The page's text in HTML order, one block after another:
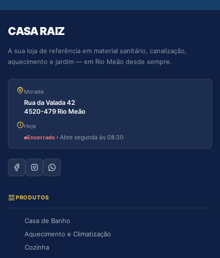
CASA RAIZ
A sua loja de referência em material sanitário, canalização,
aquecimento e jardim — em Rio Meão desde sempre.
Morada
Rua da Valada 42
4520-479 Rio Meão
Hoje
Encerrado · Abre segunda às 08:30
PRODUTOS
Casa de Banho
Aquecimento e Climatização
Cozinha